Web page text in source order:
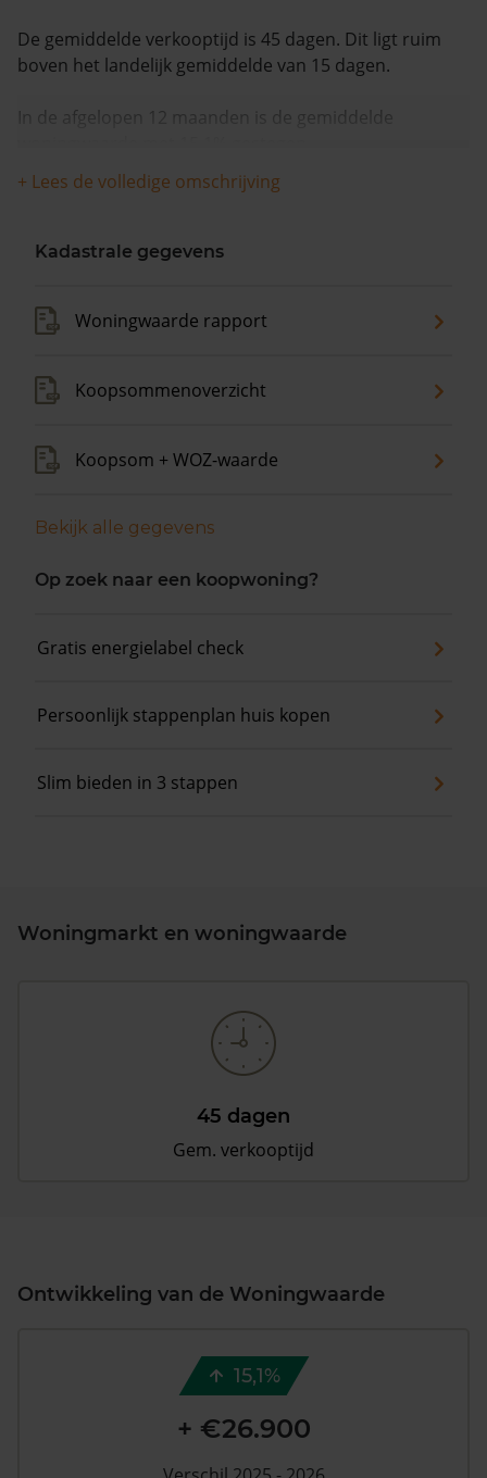
De gemiddelde verkooptijd is 45 dagen. Dit ligt ruim
boven het landelijk gemiddelde van 15 dagen.
In de afgelopen 12 maanden is de gemiddelde
+ Lees de volledige omschrijving
Kadastrale gegevens
Woningwaarde rapport
Koopsommenoverzicht
Koopsom + WOZ-waarde
Bekijk alle gegevens
Op zoek naar een koopwoning?
Gratis energielabel check
Persoonlijk stappenplan huis kopen
Slim bieden in 3 stappen
Woningmarkt en woningwaarde
45 dagen
Gem. verkooptijd
Ontwikkeling van de Woningwaarde
15,1%
+ €26.900